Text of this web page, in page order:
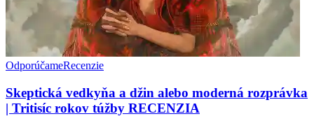
OdporúčameRecenzie
Skeptická vedkyňa a džin alebo moderná rozprávka
| Tritisíc rokov túžby RECENZIA